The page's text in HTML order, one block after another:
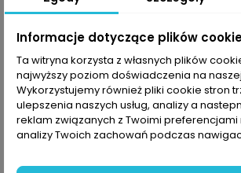
której zadaniem jest
Natomiast wzmocnienia w
takich jak pięta, palce czy łydka,
stopy przed nadmiernym
ich amortyzację. Całość dopełnia
elastyczny ściągacz oraz
minimalizujące ryzyko
podrażnień.
Informacje dotyczące plików
Ta witryna korzysta z własnych plików
najwyższy poziom doświadczenia na
Wykorzystujemy również pliki cookie stron
ulepszenia naszych usług, analizy a
reklam związanych z Twoimi
analizy Twoich zachowań podczas